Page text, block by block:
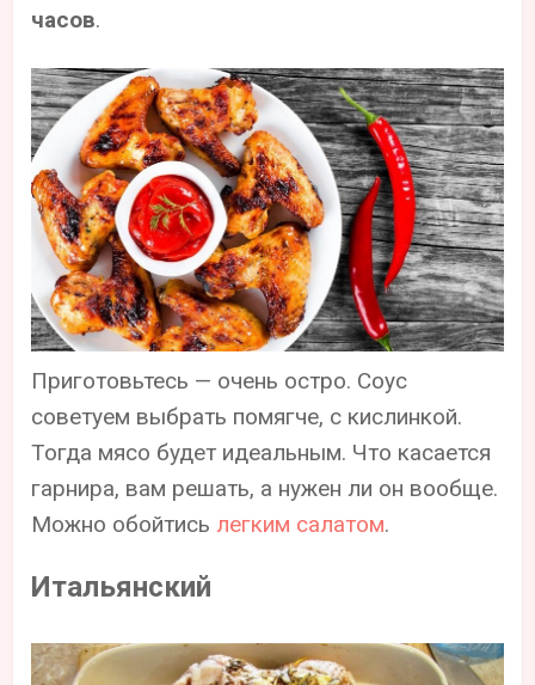
часов.
Приготовьтесь — очень остро. Соус
советуем выбрать помягче, с кислинкой.
Тогда мясо будет идеальным. Что касается
гарнира, вам решать, а нужен ли он вообще.
Можно обойтисьлегким салатом.
Итальянский